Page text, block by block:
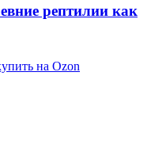
рептилии как